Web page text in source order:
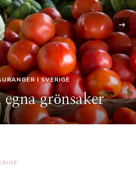
RESTAURANGER I SVERIGE
Pubar och